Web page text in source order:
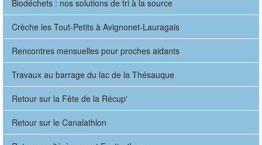
Biodéchets : nos solutions de tri à la source
Crèche les Tout-Petits à Avignonet-Lauragais
Rencontres mensuelles pour proches aidants
Travaux au barrage du lac de la Thésauque
Retour sur la Fête de la Récup'
Retour sur le Canalathlon